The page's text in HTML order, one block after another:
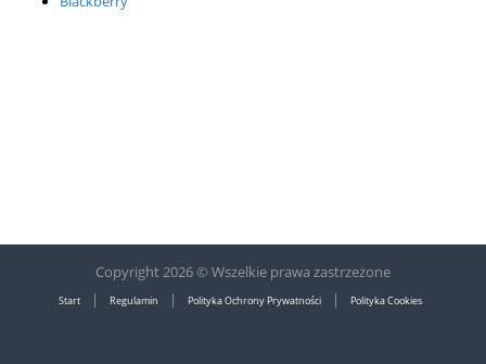
Copyright 2026 © Wszelkie prawa zastrzeżone
Start | Regulamin | Polityka Ochrony Prywatności | Polityka Cookies